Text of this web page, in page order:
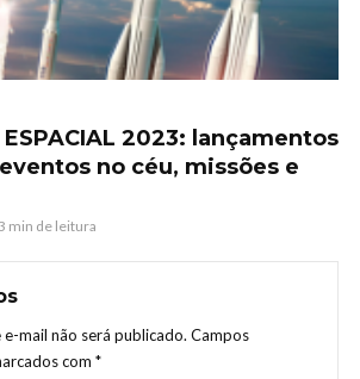
ESPACIAL 2023: lançamentos
no céu, missões e
min de leitura
mail não será publicado. Campos
com *